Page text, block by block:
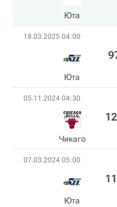
Юта
18.03.2025 04:00
Юта
05.11.2024 04:30
Чикаго
07.03.2024 05:00
Юта